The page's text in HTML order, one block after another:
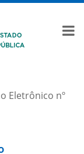
Eletrônico nº